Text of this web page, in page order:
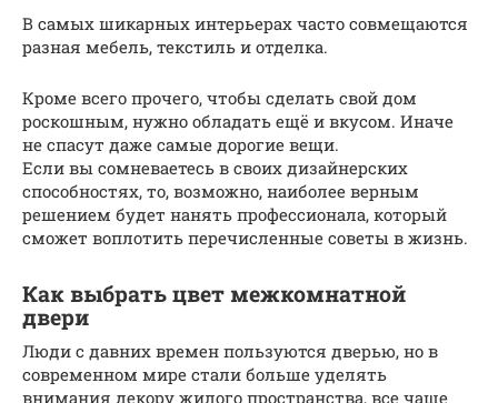
В самых шикарных интерьерах часто совмещаются
разная мебель, текстиль и отделка.
Кроме всего прочего, чтобы сделать свой дом
роскошным, нужно обладать ещё и вкусом. Иначе
не спасут даже самые дорогие вещи.
Если вы сомневаетесь в своих дизайнерских
способностях, то, возможно, наиболее верным
решением будет нанять профессионала, который
сможет воплотить перечисленные советы в жизнь.
Как выбрать цвет межкомнатной
двери
Люди с давних времен пользуются дверью, но в
современном мире стали больше уделять
внимания декору жилого пространства, все чаще